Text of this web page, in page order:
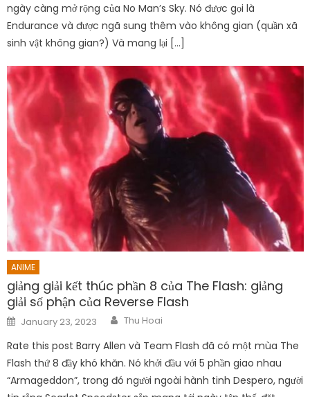
ngày càng mở rộng của No Man’s Sky. Nó được gọi là
Endurance và được ngã sung thêm vào không gian (quần xã
sinh vật không gian?) Và mang lại […]
ANIME
giảng giải kết thúc phần 8 của The Flash: giảng
giải số phận của Reverse Flash
Posted
on
January 23, 2023 Author
Thu Hoai
Rate this post Barry Allen và Team Flash đã có một mùa The
Flash thứ 8 đầy khó khăn. Nó khởi đầu với 5 phần giao nhau
“Armageddon”, trong đó người ngoài hành tinh Despero, người